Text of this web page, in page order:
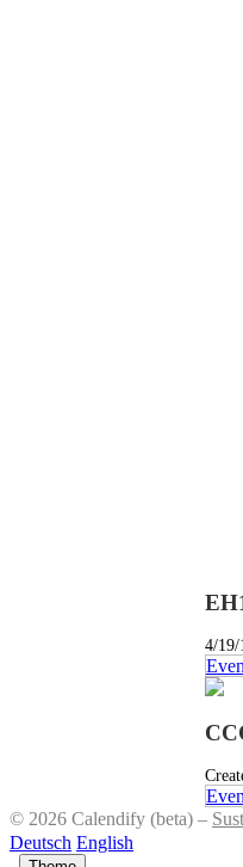
4/19/
© 2026 Calendify (beta) –
Deutsch English